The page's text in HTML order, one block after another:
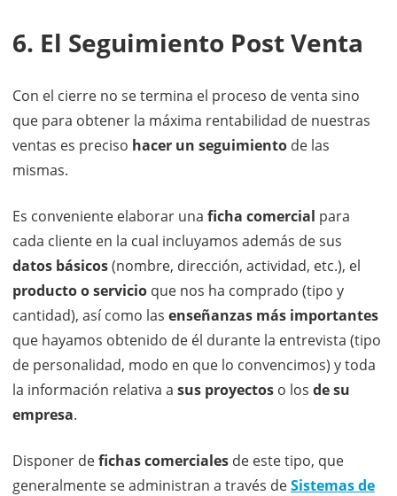
6. El Seguimiento Post Venta
Con el cierre no se termina el proceso de venta sino
que para obtener la máxima rentabilidad de nuestras
ventas es preciso hacer un seguimiento de las
mismas.
Es conveniente elaborar una ficha comercial para
cada cliente en la cual incluyamos además de sus
datos básicos(nombre, dirección, actividad, etc.), el
producto o servicio que nos ha comprado (tipo y
cantidad), así como las enseñanzas más importantes
que hayamos obtenido de él durante la entrevista (tipo
de personalidad, modo en que lo convencimos) y toda
la información relativa a sus proyectos o los de su
empresa.
Disponer defichas comerciales de este tipo, que
generalmente se administran a través deSistemas de